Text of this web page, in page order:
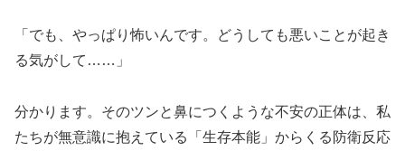
「でも、やっぱり怖いんです。どうしても悪いことが起き
る気がして……」
分かります。そのツンと鼻につくような不安の正体は、私
たちが無意識に抱えている「生存本能」からくる防衛反応